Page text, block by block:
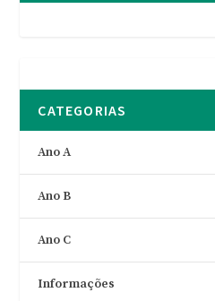
CATEGORIAS
Ano A
Ano B
Ano C
Informações